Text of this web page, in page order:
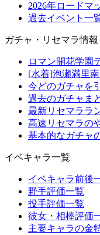
2026年ロードマ
過去イベント一
ガチャ・リセマラ情報
ロマン開花学園
[水着]泡瀬満里
今どのガチャを
過去のガチャま
最新リセマララ
高速リセマラの
基本的なガチャ
イベキャラ一覧
イベキャラ前後
野手評価一覧
投手評価一覧
彼女・相棒評価
主要キャラの金